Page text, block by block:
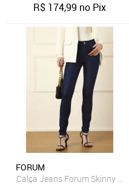
R$ 174,99 no Pix
FORUM
Calça Jeans Forum Skinny